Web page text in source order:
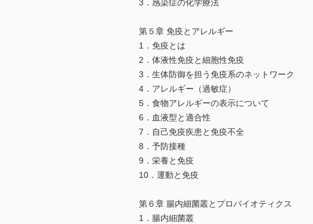
3．感染症の化学療法
第５章 免疫とアレルギー
1．免疫とは
2．体液性免疫と細胞性免疫
3．生体防御を担う免疫系のネットワーク
4．アレルギー（過敏症）
5．食物アレルギーの表示について
6．血液型と適合性
7．自己免疫疾患と免疫不全
8．予防接種
9．栄養と免疫
10．運動と免疫
第６章 腸内細菌叢とプロバイオティクス
1．腸内細菌叢